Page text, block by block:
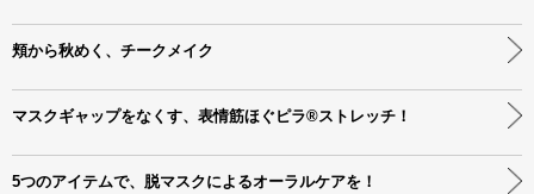
頬から秋めく、チークメイク
マスクギャップをなくす、表情筋ほぐピラ®ストレッチ！
5つのアイテムで、脱マスクによるオーラルケアを！